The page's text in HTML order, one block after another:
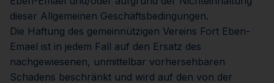
dieser Allgemeinen Geschäftsbedingungen.
Die Haftung des gemeinnützigen Vereins Fort Eben-
Emael ist in jedem Fall auf den Ersatz des
nachgewiesenen, unmittelbar vorhersehbaren
Schadens beschränkt und wird auf den von der